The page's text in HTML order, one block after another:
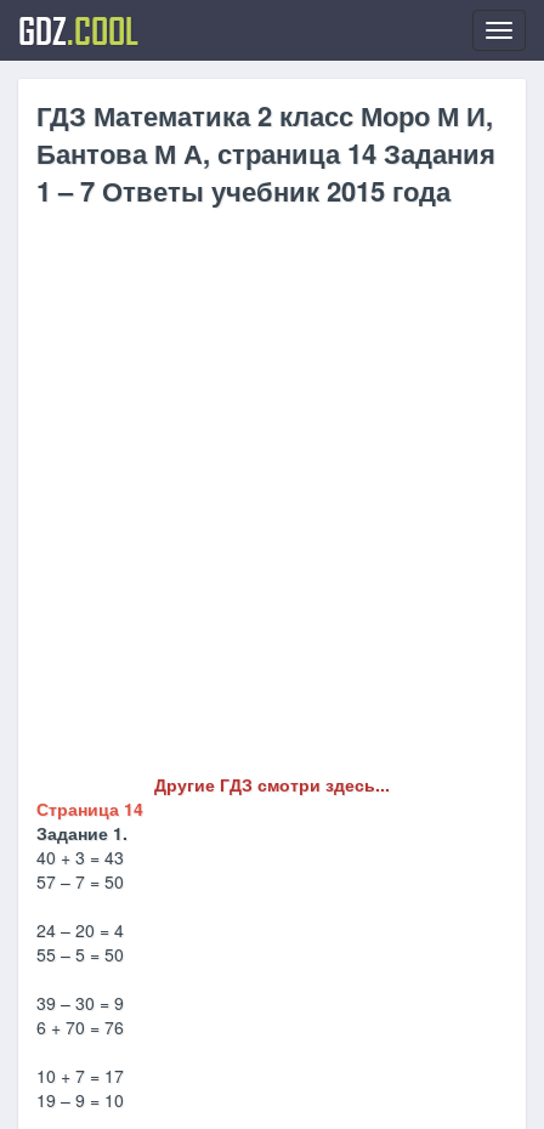
GDZ.COOL
ГДЗ Математика 2 класс Моро М И,
Бантова М А, страница 14 Задания
1 – 7 Ответы учебник 2015 года
Другие ГДЗ смотри здесь...
Страница 14
Задание 1.
40 + 3 = 43
57 – 7 = 50
24 – 20 = 4
55 – 5 = 50
39 – 30 = 9
6 + 70 = 76
10 + 7 = 17
19 – 9 = 10